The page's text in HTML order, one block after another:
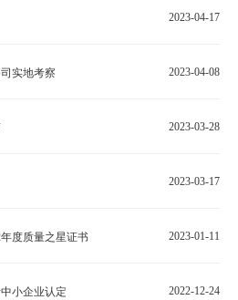
、 西南财经大学内部控制中心研究员王雪
军以及学院负…
2023-04-17
实地考察 2023-04-08
2023-03-28
2023-03-17
度质量之星证书 2023-01-11
小企业认定 2022-12-24